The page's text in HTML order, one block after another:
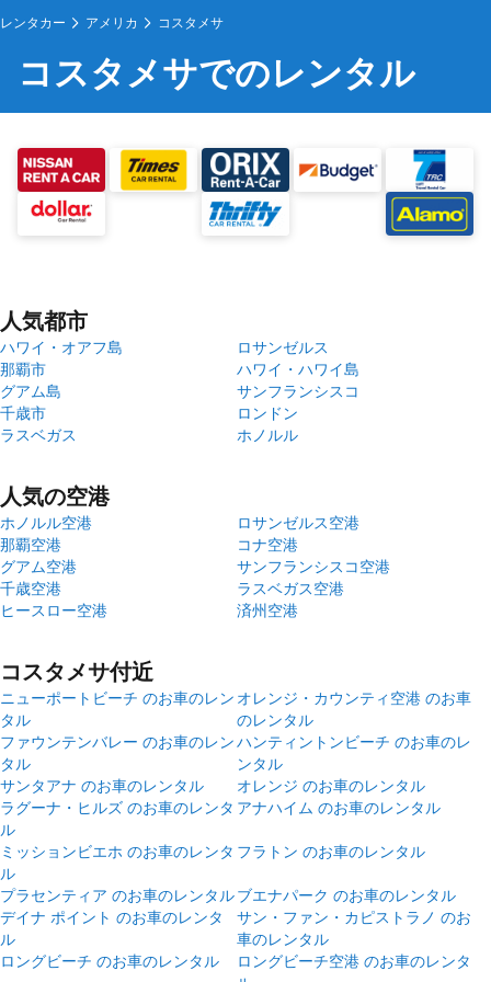
レンタカー アメリカ コスタメサ
コスタメサでのレンタル
人気都市
ハワイ・オアフ島
ロサンゼルス
那覇市
ハワイ・ハワイ島
グアム島
サンフランシスコ
千歳市
ロンドン
ラスベガス
ホノルル
人気の空港
ホノルル空港
ロサンゼルス空港
那覇空港
コナ空港
グアム空港
サンフランシスコ空港
千歳空港
ラスベガス空港
ヒースロー空港
済州空港
コスタメサ付近
ニューポートビーチ のお車のレン
タル
オレンジ・カウンティ空港 のお車
のレンタル
ファウンテンバレー のお車のレン
タル
ハンティントンビーチ のお車のレ
ンタル
サンタアナ のお車のレンタル
オレンジ のお車のレンタル
ラグーナ・ヒルズ のお車のレンタ
ル
アナハイム のお車のレンタル
ミッションビエホ のお車のレンタ
ル
フラトン のお車のレンタル
プラセンティア のお車のレンタルブエナパーク のお車のレンタル
デイナ ポイント のお車のレンタ
ル
サン・ファン・カピストラノ のお
車のレンタル
ロングビーチ のお車のレンタル
ロングビーチ空港 のお車のレンタ